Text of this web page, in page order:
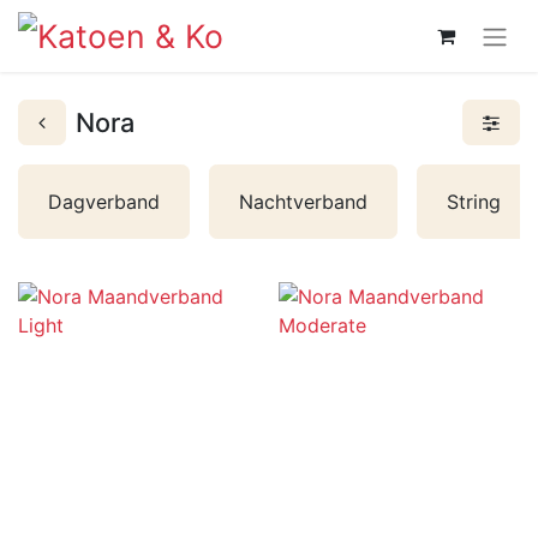
Nora
Dagverband Nachtverband String